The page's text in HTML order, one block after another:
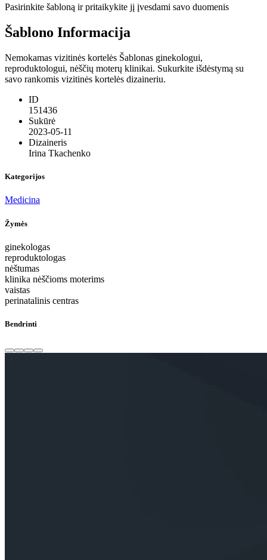
Pasirinkite šabloną ir pritaikykite jį įvesdami savo duomenis
Šablono Informacija
Nemokamas vizitinės kortelės Šablonas ginekologui,
reproduktologui, nėščių moterų klinikai. Sukurkite išdėstymą su
savo rankomis vizitinės kortelės dizaineriu.
ID
151436
Sukūrė
2023-05-11
Dizaineris
Irina Tkachenko
Kategorijos
Medicina
Žymės
ginekologas
reproduktologas
nėštumas
klinika nėščioms moterims
vaistas
perinatalinis centras
Bendrinti